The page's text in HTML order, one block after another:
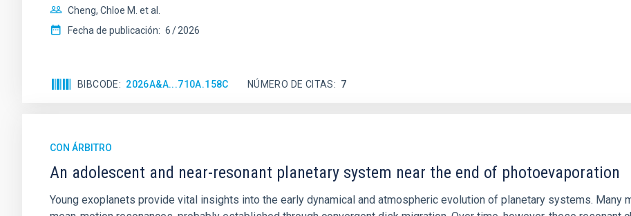
Cheng, Chloe M. et al.
Fecha de publicación: 6 2026
BIBCODE 2026A&A...710A.158C NÚMERO DE CITAS 7
CON ÁRBITRO
An adolescent and near-resonant planetary system near the end of photoevaporation
Young exoplanets provide vital insights into the early dynamical and atmospheric evolution of planetary systems.